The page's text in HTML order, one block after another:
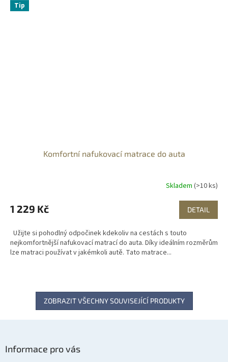
Tip
Komfortní nafukovací matrace do auta
Skladem (>10 ks)
1 229 Kč DETAIL
Užijte si pohodlný odpočinek kdekoliv na cestách s touto
nejkomfortnější nafukovací matrací do auta. Díky ideálním rozměrům
lze matraci používat v jakémkoli autě. Tato matrace...
ZOBRAZIT VŠECHNY SOUVISEJÍCÍ PRODUKTY
Informace pro vás